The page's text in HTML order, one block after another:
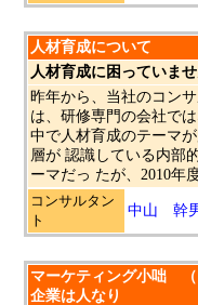
人材育成について
人材育成に困っていま
昨年から、当社のコン
は、研修専門の会社で
中で人材育成のテーマ
層が 認識している内部
ーマだっ たが、2010
コンサルタン
ト
中山 幹
マーケティング小咄 （
企業は人なり